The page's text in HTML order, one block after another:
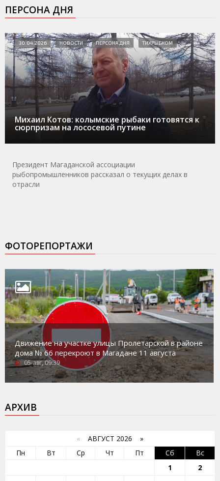
ПЕРСОНА ДНЯ
Михаил Котов: колымские рыбаки готовятся к
сюрпризам на лососевой путине
30.04.2026 НОВОСТИ ПЕРСОНА ДНЯ ТИХРЫБКОМ
Президент Магаданской ассоциации
рыбопромышленников рассказал о текущих делах в
отрасли
ФОТОРЕПОРТАЖИ
Движение на участке улицы Пролетарской в районе
дома № 66 перекроют в Магадане 11 августа
05-авг, 09:39
АРХИВ
« АВГУСТ 2026 »
Пн
Вт Ср Чт Пт Сб
Вс
1
2